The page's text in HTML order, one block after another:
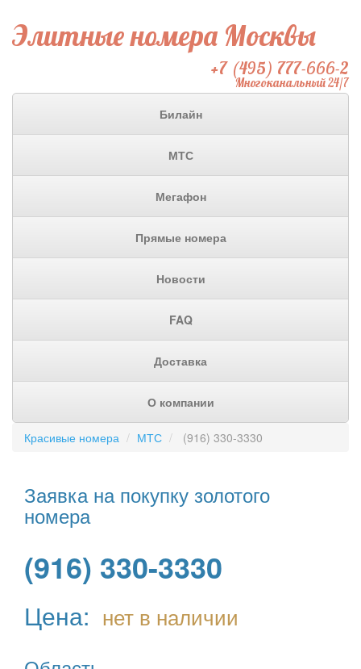
Элитные номера Москвы
+7 (495) 777-666-2
Многоканальный 24/7
Билайн
МТС
Мегафон
Прямые номера
Новости
FAQ
Доставка
О компании
Красивые номера МТС (916) 330-3330
Заявка на покупку золотого
номера
(916) 330-3330
Цена: нет в наличии